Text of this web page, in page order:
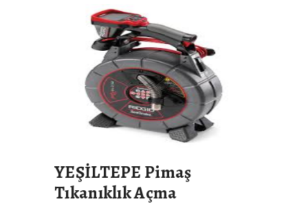
YEŞİLTEPE Pimaş
Tıkanıklık Açma